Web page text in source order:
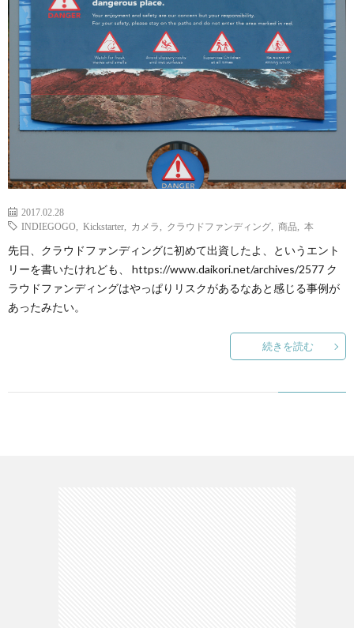
ッ
メ
行・
歩
こ
ブ
に
つ
い
2017.02.28
INDIEGOGO
Kickstarter カメラ クラウドファンディング 商品 本
先日、クラウドファンディングに初めて出資したよ、というエント
リーを書いたけれども、 https://www.daikori.net/archives/2577 ク
ラウドファンディングはやっぱりリスクがあるなあと感じる事例が
あったみたい。
続きを読む